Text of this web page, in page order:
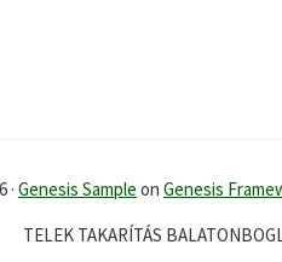
· Genesis Sample on Genesis
TELEK TAKARÍTÁS